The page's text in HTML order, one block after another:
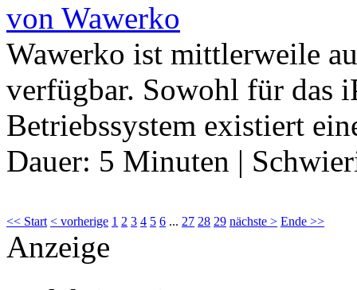
von Wawerko
Wawerko ist mittlerweile
verfügbar. Sowohl für das
Betriebssystem existiert
Dauer: 5 Minuten |
<< Start < vorherige 1 2 3 4 5 6 ... 27 28 29 nächste > Ende >>
Anzeige